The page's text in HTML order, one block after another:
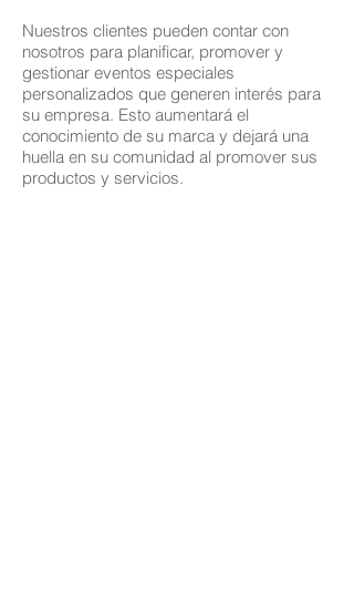
Nuestros clientes pueden contar con
nosotros para planificar, promover y
gestionar eventos especiales
personalizados que generen interés para
su empresa. Esto aumentará el
conocimiento de su marca y dejará una
huella en su comunidad al promover sus
productos y servicios.